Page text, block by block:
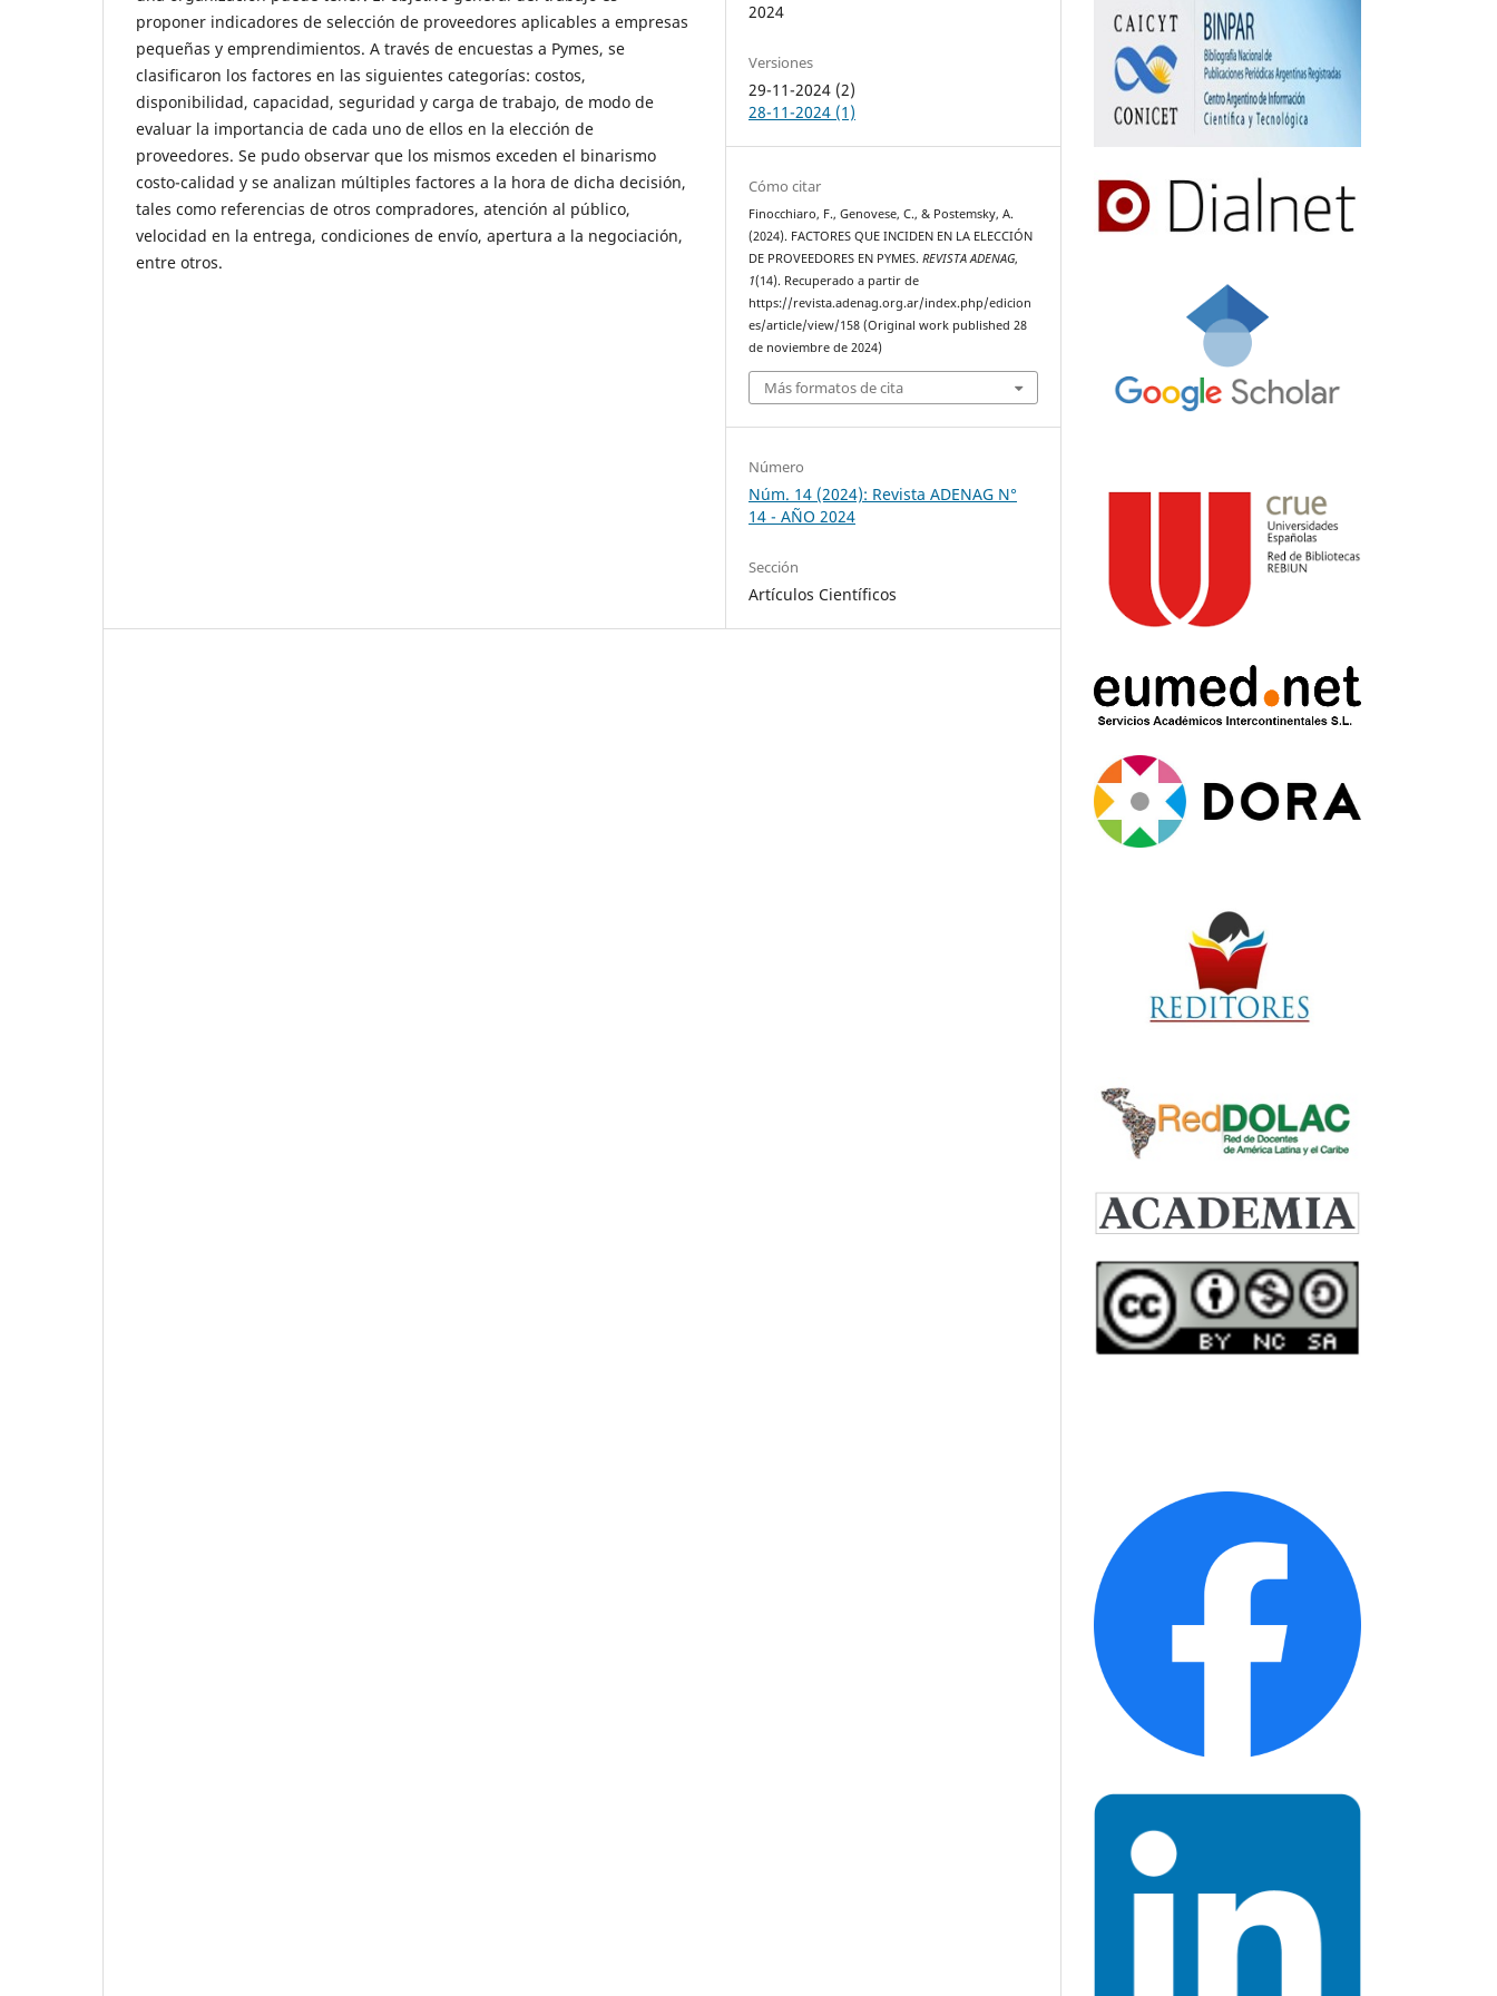
proponer indicadores de selección de proveedores aplicables a empresas
pequeñas y emprendimientos. A través de encuestas a Pymes, se
clasificaron los factores en las siguientes categorías: costos,
disponibilidad, capacidad, seguridad y carga de trabajo, de modo de
evaluar la importancia de cada uno de ellos en la elección de
proveedores. Se pudo observar que los mismos exceden el binarismo
costo-calidad y se analizan múltiples factores a la hora de dicha decisión,
tales como referencias de otros compradores, atención al público,
velocidad en la entrega, condiciones de envío, apertura a la negociación,
entre otros.
2024
Versiones
29-11-2024 (2)
28-11-2024 (1)
Cómo citar
Finocchiaro, F., Genovese, C., & Postemsky, A.
(2024). FACTORES QUE INCIDEN EN LA ELECCIÓN
DE PROVEEDORES EN PYMES.REVISTA ADENAG,
1(14). Recuperado a partir de
https://revista.adenag.org.ar/index.php/edicion
es/article/view/158 (Original work published 28
de noviembre de 2024)
Más formatos de cita
Número
Núm. 14 (2024): Revista ADENAG N°
14 - AÑO 2024
Sección
Artículos Científicos